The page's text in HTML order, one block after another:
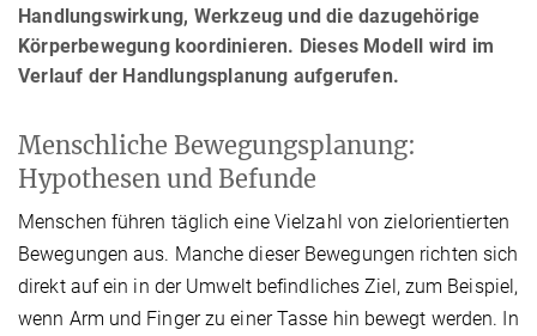
Handlungswirkung, Werkzeug und die dazugehörige
Körperbewegung koordinieren. Dieses Modell wird im
Verlauf der Handlungsplanung aufgerufen.
Menschliche Bewegungsplanung:
Hypothesen und Befunde
Menschen führen täglich eine Vielzahl von zielorientierten
Bewegungen aus. Manche dieser Bewegungen richten sich
direkt auf ein in der Umwelt befindliches Ziel, zum Beispiel,
wenn Arm und Finger zu einer Tasse hin bewegt werden. In